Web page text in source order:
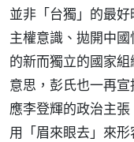
並非「台獨」的最
主權意識、拋開中
的新而獨立的國家
意思，彭氏也一再
應李登輝的政治主
用「眉來眼去」來形